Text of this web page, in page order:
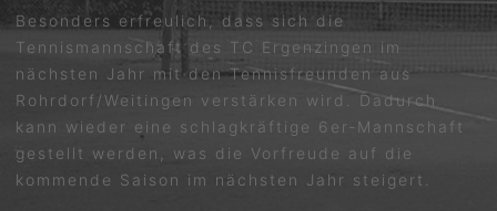
Besonders erfreulich, dass sich die
Tennismannschaft des TC Ergenzingen im
nächsten Jahr mit den Tennisfreunden aus
Rohrdorf/Weitingen verstärken wird. Dadurch
kann wieder eine schlagkräftige 6er-Mannschaft
gestellt werden, was die Vorfreude auf die
kommende Saison im nächsten Jahr steigert.